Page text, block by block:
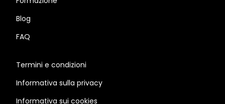
Blog
FAQ
Termini e condizioni
Informativa sulla privacy
Informativa sui cookies